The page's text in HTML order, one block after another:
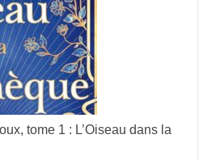
tome 1 : L’Oiseau dans la